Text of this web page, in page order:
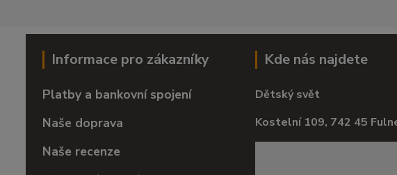
Informace pro zákazníky
Platby a bankovní spojení
Naše doprava
Naše recenze
Kde nás najdete
Dětský svět
Kostelní 109, 742 45